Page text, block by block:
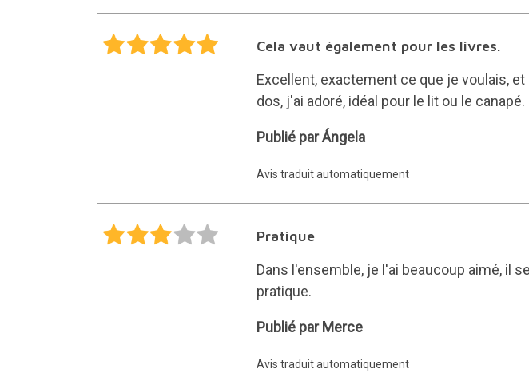
Cela vaut également pour les livres.
Excellent, exactement ce que je voulais,
dos, j'ai adoré, idéal pour le lit ou le canapé.
Ángela
Publié par Ángela
Avis traduit automatiquement
Pratique
Dans l'ensemble, je l'ai beaucoup aimé, il
pratique.
Merce
Publié par Merce
Avis traduit automatiquement